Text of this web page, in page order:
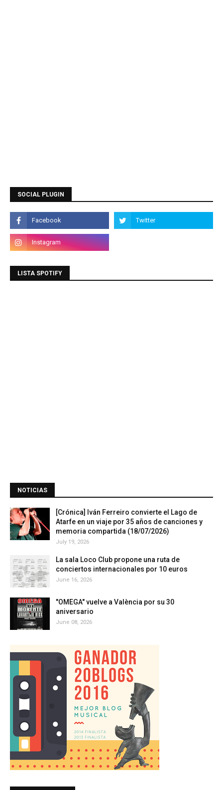
SOCIAL PLUGIN
LISTA SPOTIFY
NOTICIAS
[Crónica] Iván Ferreiro convierte el Lago de
Atarfe en un viaje por 35 años de canciones y
memoria compartida (18/07/2026)
July 19, 2026
La sala Loco Club propone una ruta de
conciertos internacionales por 10 euros
June 16, 2026
"OMEGA" vuelve a València por su 30
aniversario
June 08, 2026